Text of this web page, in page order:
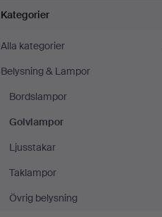
Golvlampor
på
Karljohan
Auktioner
Kategorier
Alla kategorier
Belysning & Lampor
Bordslampor
Golvlampor
Ljusstakar
Taklampor
Övrig belysning